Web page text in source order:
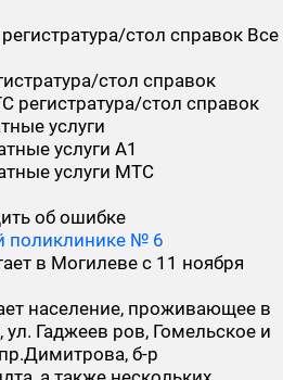
стол справок Все
стол справок
регистратура/стол справок
услуги
услуги А1
услуги МТС
об ошибке
поликлинике № 6
в Могилеве с 11 ноября
население, проживающее в
ул. Гаджеев ров, Гомельское и
б-р